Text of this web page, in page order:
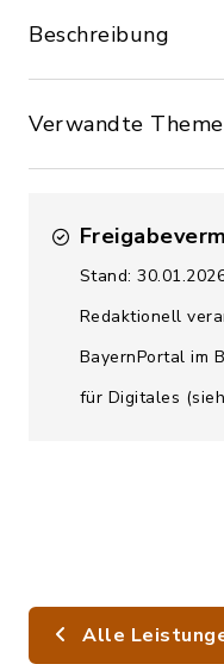
Beschreibung
Verwandte
Stand:
Redaktionell
BayernPortal im
für Digitales
Alle